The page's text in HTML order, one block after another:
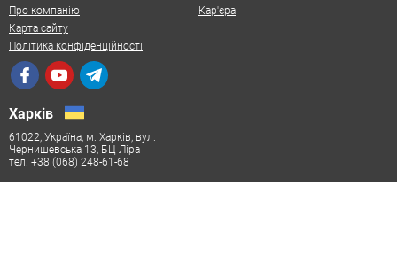
Про компанію
Кар'єра
Карта сайту
Політика конфіденційності
Харків
61022, Україна, м. Харків, вул.
Чернишевська 13, БЦ Ліра
тел. +38 (068) 248-61-68